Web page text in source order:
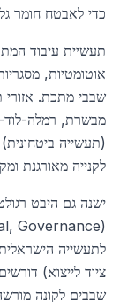
כדי לאבטח חומר
אוטומטיות,
שבבי מתכת. אזורי
מבשרת, רמלה-
(תעשייה
לקנייה מאורגנת
לתעשייה
ציוד לייצוא)
שבבים לקונה